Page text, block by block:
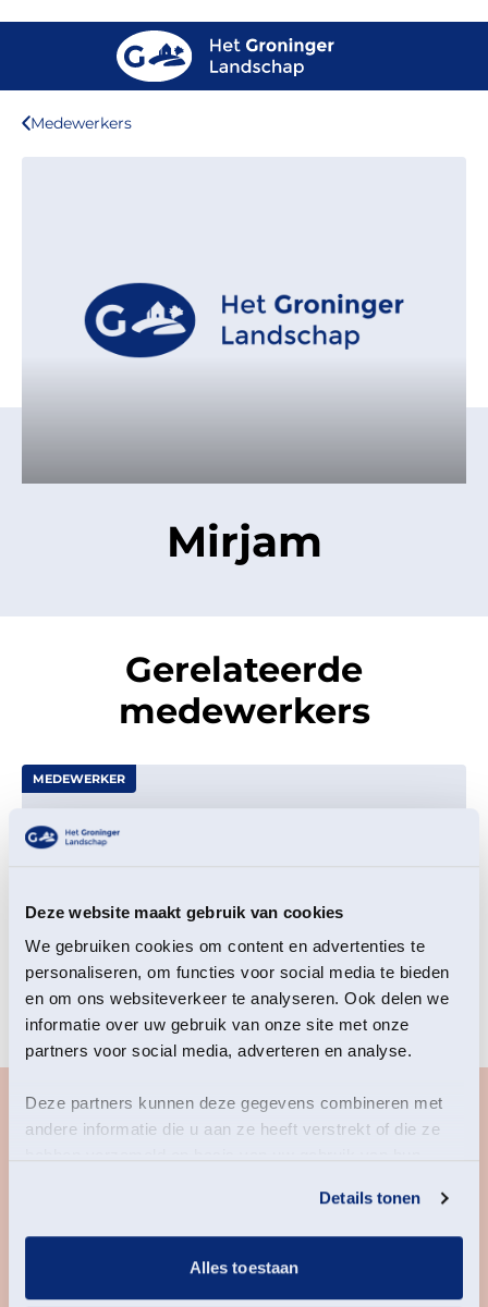
Deze website maakt gebruik van cookies
We gebruiken cookies om content en advertenties te
personaliseren, om functies voor social media te bieden
en om ons websiteverkeer te analyseren. Ook delen we
informatie over uw gebruik van onze site met onze
partners voor social media, adverteren en analyse.
Deze partners kunnen deze gegevens combineren met
andere informatie die u aan ze heeft verstrekt of die ze
Details tonen
Alles toestaan
Medewerkers
Mirjam
Gerelateerde
medewerkers
MEDEWERKER